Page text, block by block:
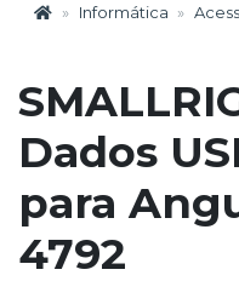
Informática
Dados
para
4792